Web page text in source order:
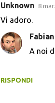
Unknown 8
Vi adoro.
RISPONDI
Fabian
A noi